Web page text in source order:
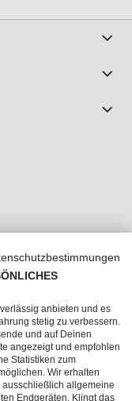
anbieten und es
stetig zu verbessern.
und auf Deinen
angezeigt und empfohlen
Statistiken zum
Wir erhalten
allgemeine
Endgeräten. Klingt das